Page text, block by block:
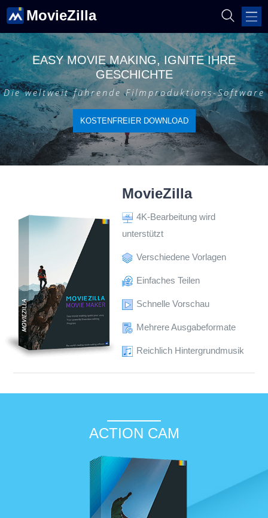
MovieZilla
EASY MOVIE MAKING, IGNITE IHRE
GESCHICHTE
Die weltweit führende Filmproduktions-Software
KOSTENFREIER DOWNLOAD
MovieZilla
4K-Bearbeitung wird
unterstützt
Verschiedene Vorlagen
Einfaches Teilen
Schnelle Vorschau
Mehrere Ausgabeformate
Reichlich Hintergrundmusik
ACTION CAM